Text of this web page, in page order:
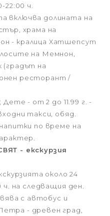
22:00 ч.
включва долината на
храма на
- кралица Хатшепсут
на Мемнон,
(градът на
ресторант /
Дете - от 2 до 11.99 г. -
такси, обяд.
по време на
- екскурзия
около 24
ч. на следващия ден.
с автобус и
- древен град,